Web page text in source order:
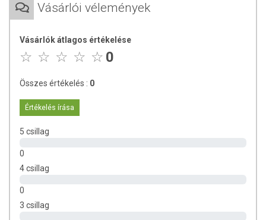
Vásárlói vélemények
Vásárlók átlagos értékelése
0
Összes értékelés : 0
Értékelés írása
5 csillag
0
4 csillag
0
3 csillag